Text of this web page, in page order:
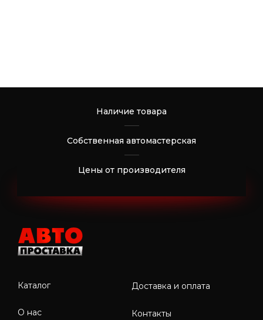
Наличие товара
Собственная автомастерская
Цены от производителя
Каталог
О нас
Доставка и оплата
Контакты